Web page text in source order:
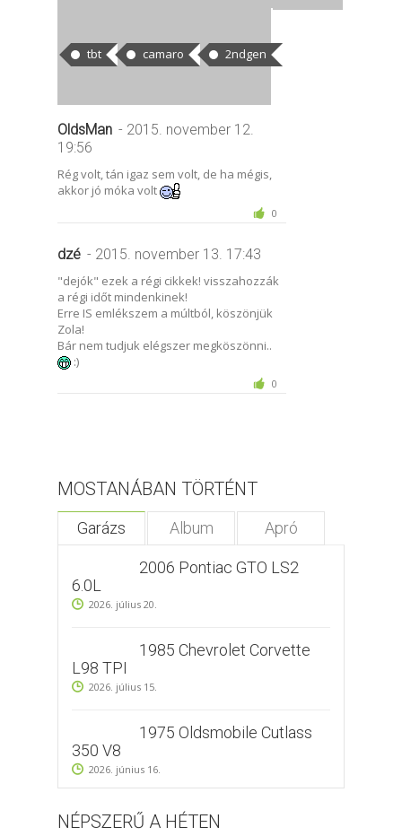
tbt camaro 2ndgen
OldsMan - 2015. november 12.
19:56
Rég volt, tán igaz sem volt, de ha mégis,
akkor jó móka volt
0
dzé - 2015. november 13. 17:43
"dejók" ezek a régi cikkek! visszahozzák
a régi időt mindenkinek!
Erre IS emlékszem a múltból, köszönjük
Zola!
Bár nem tudjuk elégszer megköszönni..
:)
0
MOSTANÁBAN TÖRTÉNT
Garázs Album Apró
2006 Pontiac GTO LS2
6.0L
2026. július 20.
1985 Chevrolet Corvette
L98 TPI
2026. július 15.
1975 Oldsmobile Cutlass
350 V8
2026. június 16.
NÉPSZERŰ A HÉTEN